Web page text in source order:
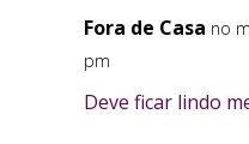
Fora de Casa no
pm
Deve ficar lindo